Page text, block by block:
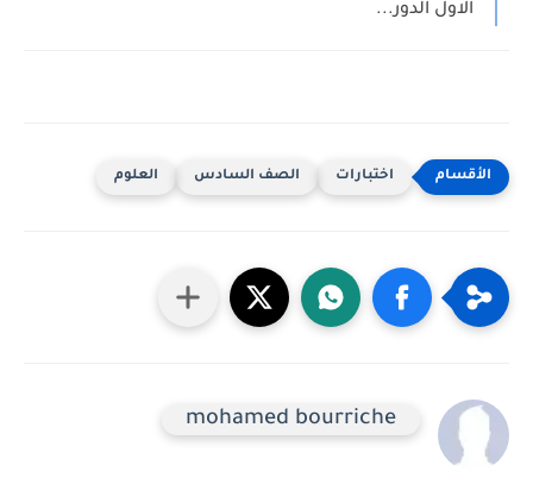
الاول الدور...
اختبارات الصف السادس العلوم
mohamed bourriche